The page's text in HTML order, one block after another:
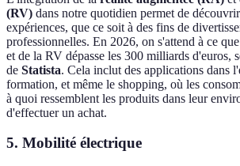
(RV) dans notre quotidien permet de
expériences, que ce soit à des fins de
professionnelles. En 2026, on s'attend à ce
et de la RV dépasse les 300 milliards d'euros,
de Statista. Cela inclut des applications dans
formation, et même le shopping, où les
à quoi ressemblent les produits dans leur
d'effectuer un achat.
5. Mobilité électrique